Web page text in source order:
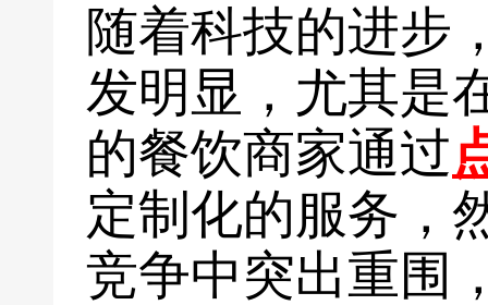
随着科技的进步
发明显，尤其是
的餐饮商家通过
定制化的服务，
竞争中突出重围